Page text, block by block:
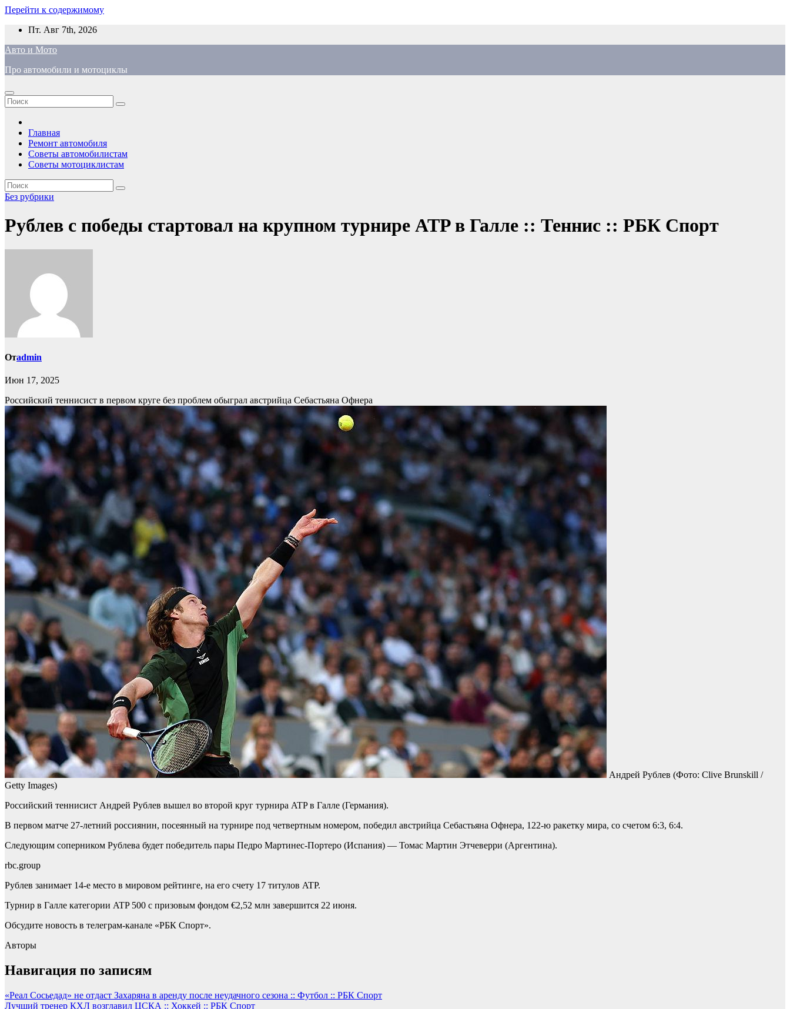
Перейти к содержимому
Пт. Авг 7th, 2026
Авто и Мото
Про автомобили и мотоциклы
Главная
Ремонт автомобиля
Советы автомобилистам
Советы мотоциклистам
Без рубрики
Рублев с победы стартовал на крупном турнире ATP в Галле :: Теннис :: РБК Спорт
Отadmin
Июн 17, 2025
Российский теннисист в первом круге без проблем обыграл австрийца Себастьяна Офнера
Андрей Рублев (Фото: Clive Brunskill /
Getty Images)
Российский теннисист Андрей Рублев вышел во второй круг турнира ATP в Галле (Германия).
В первом матче 27-летний россиянин, посеянный на турнире под четвертным номером, победил австрийца Себастьяна Офнера, 122-ю ракетку мира, со счетом 6:3, 6:4.
Следующим соперником Рублева будет победитель пары Педро Мартинес-Портеро (Испания) — Томас Мартин Этчеверри (Аргентина).
rbc.group
Рублев занимает 14-е место в мировом рейтинге, на его счету 17 титулов ATP.
Турнир в Галле категории ATP 500 с призовым фондом €2,52 млн завершится 22 июня.
Обсудите новость в телеграм-канале «РБК Спорт».
Авторы
Навигация по записям
«Реал Сосьедад» не отдаст Захаряна в аренду после неудачного сезона :: Футбол :: РБК Спорт
Лучший тренер КХЛ возглавил ЦСКА :: Хоккей :: РБК Спорт